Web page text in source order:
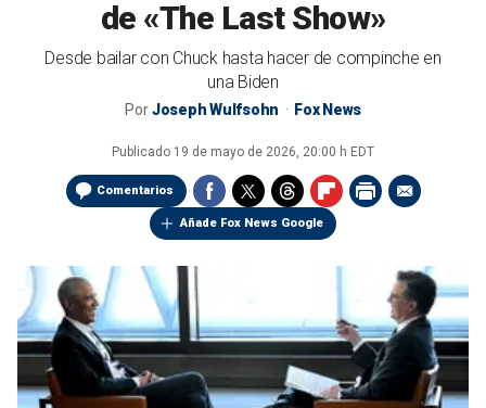
de «The Last Show»
Desde bailar con Chuck hasta hacer de compinche en
una Biden
PorJoseph Wulfsohn Fox News
Publicado 19 de mayo de 2026, 20:00 h EDT
Comentarios
Añade Fox News Google